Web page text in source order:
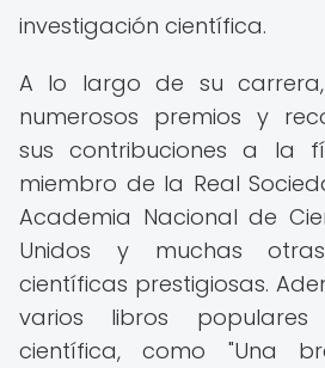
investigación científica.
A lo largo de su carrera,
numerosos premios y
sus contribuciones a la
miembro de la Real
Academia Nacional de
Unidos y muchas otras
científicas prestigiosas.
varios libros
científica, como "Una